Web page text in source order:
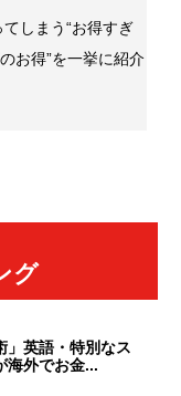
しまう“お得すぎ
お得”を一挙に紹介
グ
」英語・特別なス
海外でお金...